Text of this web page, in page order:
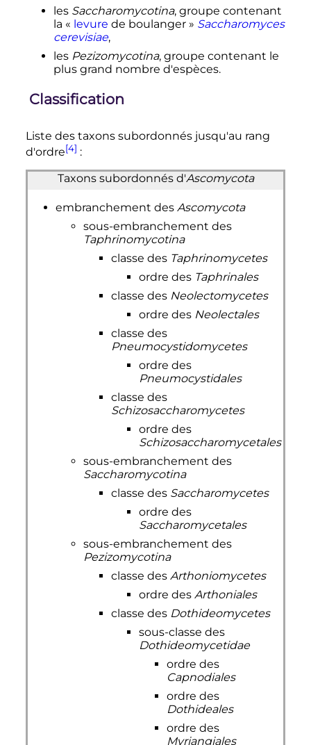
les Saccharomycotina, groupe contenant
la « levure de boulanger » Saccharomyces
cerevisiae,
les Pezizomycotina, groupe contenant le
plus grand nombre d'espèces.
Classification
Liste des taxons subordonnés jusqu'au rang
d'ordre[4] :
Taxons subordonnés d'Ascomycota
embranchement des Ascomycota
sous-embranchement des
Taphrinomycotina
classe des Taphrinomycetes
ordre des Taphrinales
classe des Neolectomycetes
ordre des Neolectales
classe des
Pneumocystidomycetes
ordre des
Pneumocystidales
classe des
Schizosaccharomycetes
ordre des
Schizosaccharomycetales
sous-embranchement des
Saccharomycotina
classe des Saccharomycetes
ordre des
Saccharomycetales
sous-embranchement des
Pezizomycotina
classe des Arthoniomycetes
ordre des Arthoniales
classe des Dothideomycetes
sous-classe des
Dothideomycetidae
ordre des
Capnodiales
ordre des
Dothideales
ordre des
Myriangiales